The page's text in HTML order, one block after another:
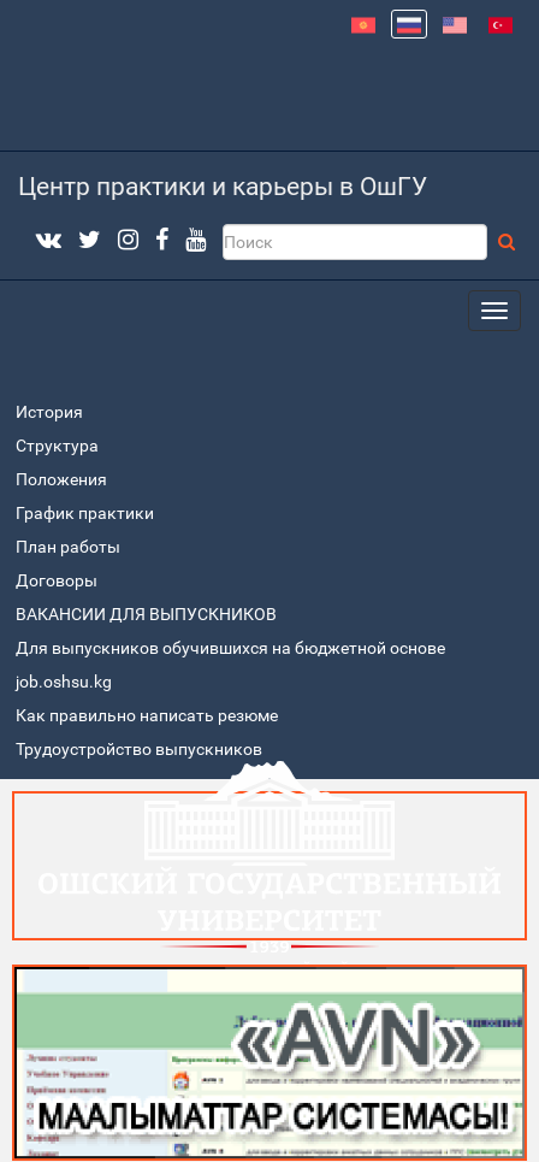
Центр практики и карьеры в ОшГУ
История
Структура
Положения
График практики
План работы
Договоры
ВАКАНСИИ ДЛЯ ВЫПУСКНИКОВ
Для выпускников обучившихся на бюджетной основе
job.oshsu.kg
Как правильно написать резюме
Трудоустройство выпускников